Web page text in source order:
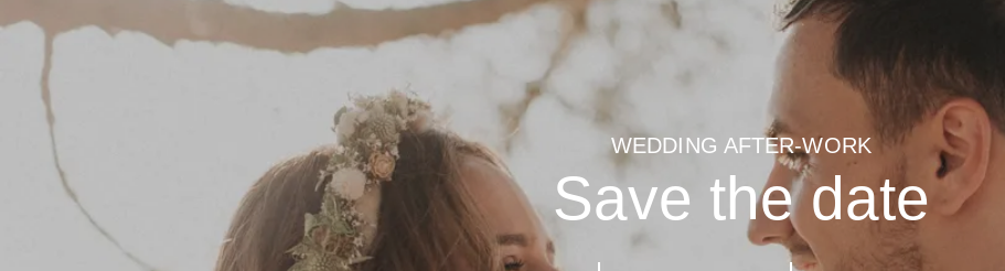
WEDDING AFTER-WORK
Save the date